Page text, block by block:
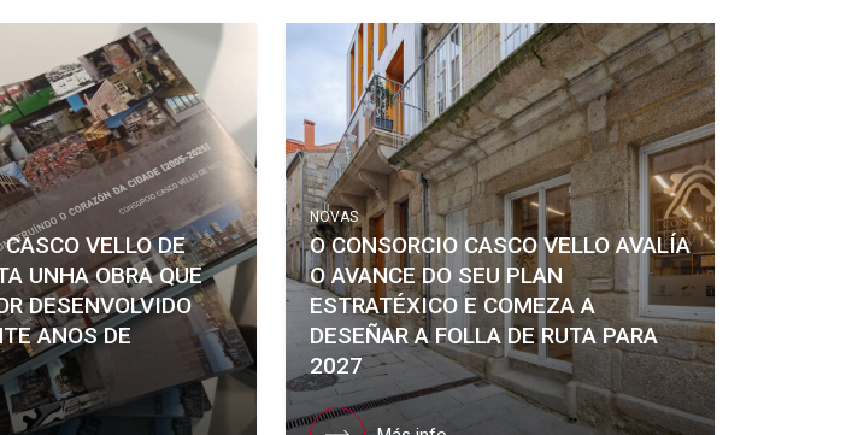
VELLO DE
UNHA OBRA QUE
DESENVOLVIDO
ANOS DE
NOVAS
O CONSORCIO CASCO VELLO AVALÍA
O AVANCE DO SEU PLAN
ESTRATÉXICO E COMEZA A
DESEÑAR A FOLLA DE RUTA PARA
2027